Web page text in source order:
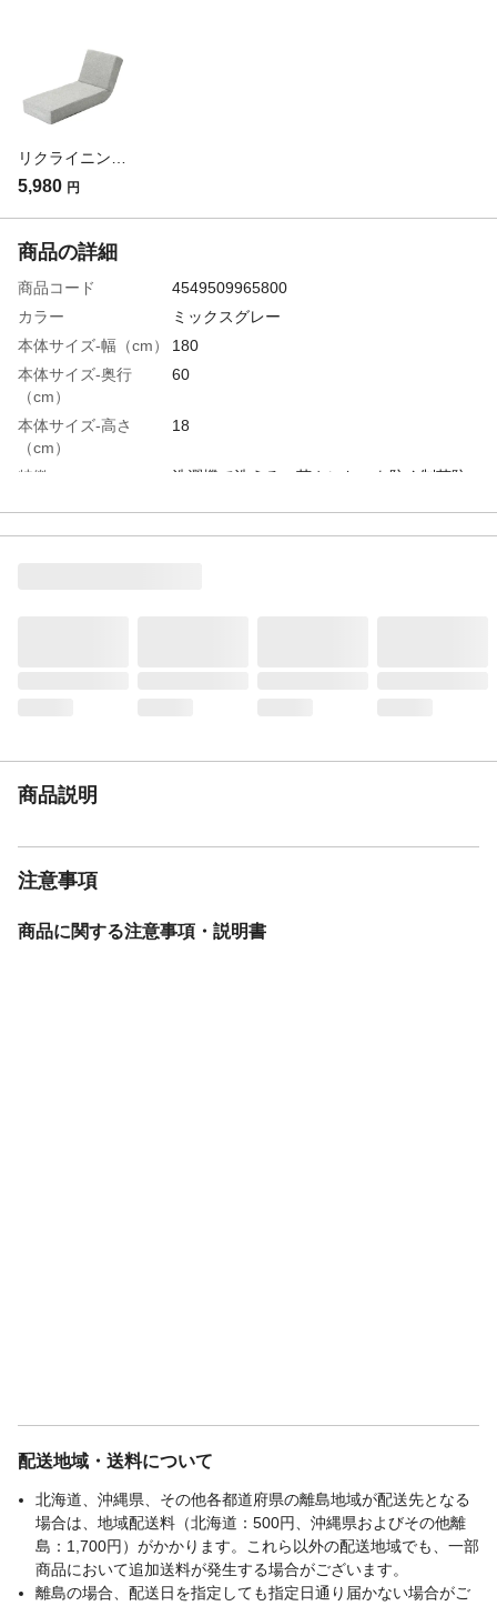
5,980 円
商品の詳細
商品コード
4549509965800
カラー
ミックスグレー
本体サイズ-幅（cm）
180
本体サイズ-奥行
（cm）
60
本体サイズ-高さ
（cm）
18
特徴
洗濯機で洗える、菌やにおいを防ぐ制菌防
商品説明
注意事項
商品に関する注意事項・説明書
配送地域・送料について
北海道、沖縄県、その他各都道府県の離島地域が配送先となる
場合は、地域配送料（北海道：500円、沖縄県およびその他離
島：1,700円）がかかります。これら以外の配送地域でも、一部
商品において追加送料が発生する場合がございます。
離島の場合、配送日を指定しても指定日通り届かない場合がご